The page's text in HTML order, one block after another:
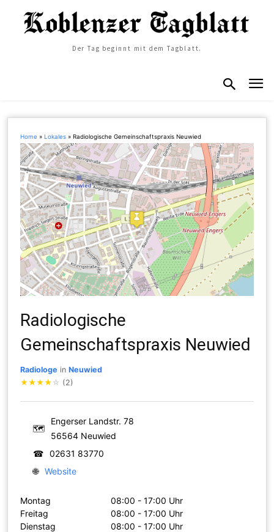
Der Tag beginnt mit dem Tagblatt.
Home »Lokales »Radiologische Gemeinschaftspraxis Neuwied
Radiologische
Gemeinschaftspraxis Neuwied
Radiologe inNeuwied
★★★★ ☆ (2)
🗺
Engerser Landstr. 78
56564 Neuwied
☎
02631 83770
🌐 Website
Montag
08:00 - 17:00 Uhr
Freitag
08:00 - 17:00 Uhr
Dienstag
08:00 - 17:00 Uhr